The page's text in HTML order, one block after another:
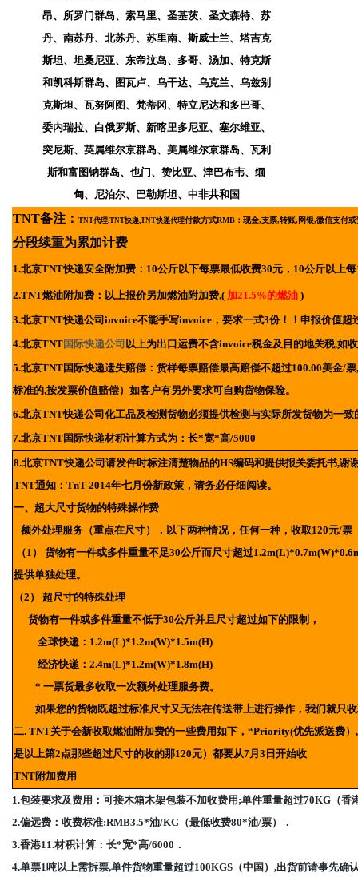
昂、所罗门群岛、索马里、圣基茨、圣文森特、苏
丹、南苏丹、北苏丹、苏里南、斯威士兰、塔吉克
斯坦、坦桑尼亚、东帝汶岛、多哥、汤加、特克斯
和凯科斯群岛、图瓦卢、乌干达、乌克兰、乌兹别
克斯坦、瓦努阿图、梵蒂冈、特立尼达和多巴哥、
委内瑞拉、 白俄罗斯、新喀里多尼亚、塞尔维亚、
突尼斯、英属维尔京群岛、美属维尔京群岛、瓦利
斯和富图钠群岛、也门、赞比亚、津巴布韦、缅
甸、尼泊尔、巴勒斯坦、中非共和国
TNT备注： TNT代理,TNT快递,TNT快递代理付款方式RMB： 现金,支票,转账,网银,微信支付
分段续重为累加计费
1.北京TNT快递安全附加费：10公斤以下每票最低收费30元，10公斤以上
2.TNT燃油附加费：以上报价另加燃油附加费,( 加21.5%的燃油 )
3.北京TNT快递公司invoice不能手写invoice，要求一式3份！！申报价值超
4.北京TNT国际快递公司 以上为出口运费不含invoice税金及目的地关税,如
5.北京TNT国际快递遗失赔偿：货样每票赔偿最高赔偿不超过100.00美金/
标准的,按发票价值赔偿）如客户有另外要求可自购货物保险。
6.北京TNT快递公司化工品及检测货物必须提供检测与实际所发货物为一致
7.北京TNT国际快递材积计算方式为：长*宽*高/5000
8.北京TNT快递公司请发件时标注清楚物品的HS编码和提供报关委托书,谢
TNT通知：TnT-2014年七月份新政策，请务必仔细阅读。
一、超大尺寸货物的特殊操作费
额外处理服务（重点在尺寸），以下两种情况，任何一种，收取120元/票
（1） 货物有一件或多件重量不足30公斤而尺寸超过
提供单独处理。
（2） 超尺寸的特殊处理
货物有一件或多件重量不低于30公斤并且尺寸超过如下的限制，
全球快递：1.2m(L)*1.2m(W)*1.5m(H)
经济快递：2.4m(L)*1.2m(W)*1.8m(H)
* 一票货最多收取一次额外处理服务费。
如果您的货物既超过标准尺寸又无法在传送带上进行操作，我们就只收
二. TNT关于会新收取燃油附加费的一些费用如下，“Priority(优先派送费）
是以上第2点那些超过尺寸的收的那120元）都要从7月3日开始收
TNT附加费用
1.包装要求及费用：可接木箱木架包装不加收费用;单件重量超过70KG（
2.偏远费：收费标准:RMB3.5*油/KG（最低收费80*油/票）．
3.香港11.材积计算：长*宽*高/6000．
4.单票1吨以上需拆票,单件货物重量超过100KGS（中国）,出货前请事先确